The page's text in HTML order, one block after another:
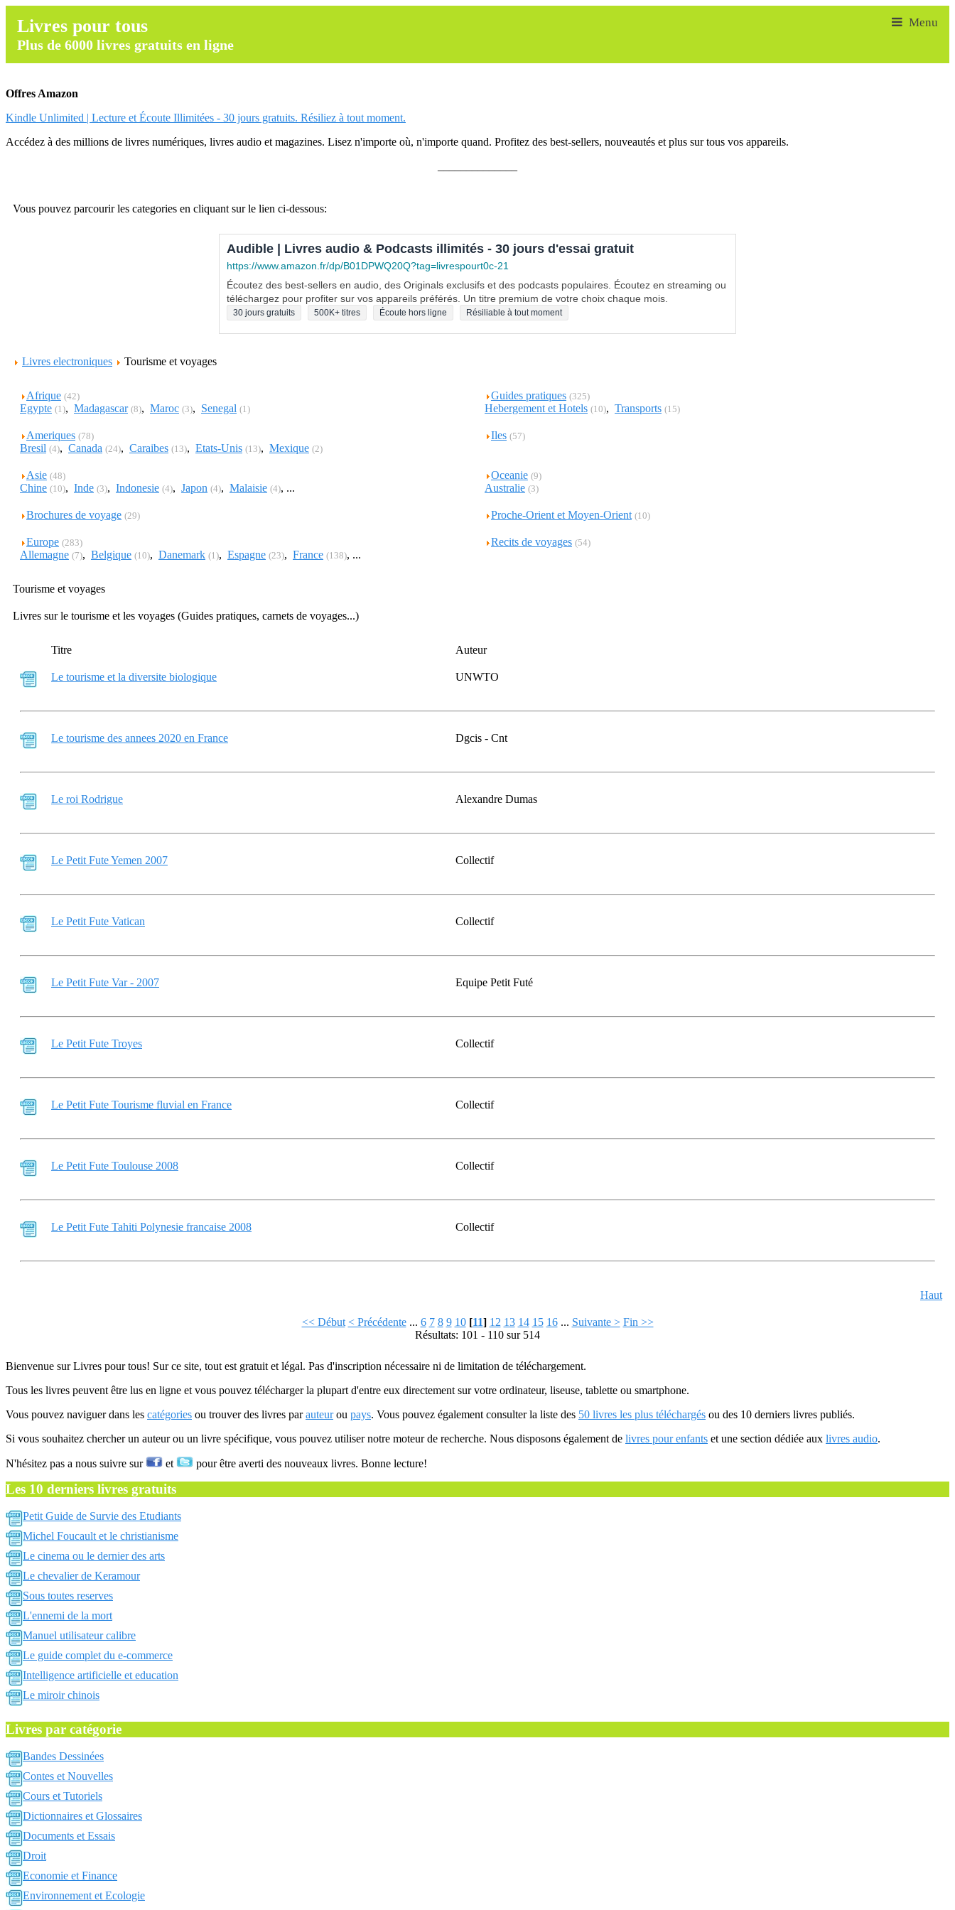
Livres pour tous
Plus de 6000 livres gratuits en ligne
Offres Amazon
Kindle Unlimited | Lecture et Écoute Illimitées - 30 jours gratuits. Résiliez à tout moment.
Accédez à des millions de livres numériques, livres audio et magazines. Lisez n'importe où, n'importe quand. Profitez des best-sellers, nouveautés et plus sur tous vos appareils.
Vous pouvez parcourir les categories en cliquant sur le lien ci-dessous:
Audible | Livres audio & Podcasts illimités - 30 jours d'essai gratuit
https://www.amazon.fr/dp/B01DPWQ20Q?tag=livrespourt0c-21
Écoutez des best-sellers en audio, des Originals exclusifs et des podcasts populaires. Écoutez en streaming ou
téléchargez pour profiter sur vos appareils préférés. Un titre premium de votre choix chaque mois.
30 jours gratuits 500K+ titres Écoute hors ligne Résiliable à tout moment
Livres electroniques Tourisme et voyages
Afrique (42)
Egypte (1), Madagascar (8), Maroc (3), Senegal (1)
Guides pratiques (325)
Hebergement et Hotels (10), Transports (15)
Ameriques (78)
Bresil (4), Canada (24), Caraibes (13), Etats-Unis (13), Mexique (2)
Iles (57)
Asie (48)
Chine (10), Inde (3), Indonesie (4), Japon (4), Malaisie (4), ...
Oceanie (9)
Australie (3)
Brochures de voyage (29) Proche-Orient et Moyen-Orient (10)
Europe (283)
Allemagne (7), Belgique (10), Danemark (1), Espagne (23), France (138), ...
Recits de voyages (54)
Tourisme et voyages
Livres sur le tourisme et les voyages (Guides pratiques, carnets de voyages...)
Titre Auteur
Le tourisme et la diversite biologique UNWTO
Le tourisme des annees 2020 en France Dgcis - Cnt
Le roi Rodrigue Alexandre Dumas
Le Petit Fute Yemen 2007 Collectif
Le Petit Fute Vatican Collectif
Le Petit Fute Var - 2007 Equipe Petit Futé
Le Petit Fute Troyes Collectif
Le Petit Fute Tourisme fluvial en France Collectif
Le Petit Fute Toulouse 2008 Collectif
Le Petit Fute Tahiti Polynesie francaise 2008 Collectif
Haut
<< Début < Précédente ... 6 7 8 9 10 [11] 12 13 14 15 16 ... Suivante > Fin >>
Résultats: 101 - 110 sur 514
Bienvenue sur Livres pour tous! Sur ce site, tout est gratuit et légal. Pas d'inscription nécessaire ni de limitation de téléchargement.
Tous les livres peuvent être lus en ligne et vous pouvez télécharger la plupart d'entre eux directement sur votre ordinateur, liseuse, tablette ou smartphone.
Vous pouvez naviguer dans les catégories ou trouver des livres parauteurou pays. Vous pouvez également consulter la liste des 50 livres les plus téléchargés ou des 10 derniers livres publiés.
Si vous souhaitez chercher un auteur ou un livre spécifique, vous pouvez utiliser notre moteur de recherche. Nous disposons également de livres pour enfants et une section dédiée aux livres audio.
N'hésitez pas a nous suivre sur et pour être averti des nouveaux livres. Bonne lecture!
Les 10 derniers livres gratuits
Petit Guide de Survie des Etudiants
Michel Foucault et le christianisme
Le cinema ou le dernier des arts
Le chevalier de Keramour
Sous toutes reserves
L'ennemi de la mort
Manuel utilisateur calibre
Le guide complet du e-commerce
Intelligence artificielle et education
Le miroir chinois
Livres par catégorie
Bandes Dessinées
Contes et Nouvelles
Cours et Tutoriels
Dictionnaires et Glossaires
Documents et Essais
Droit
Economie et Finance
Environnement et Ecologie